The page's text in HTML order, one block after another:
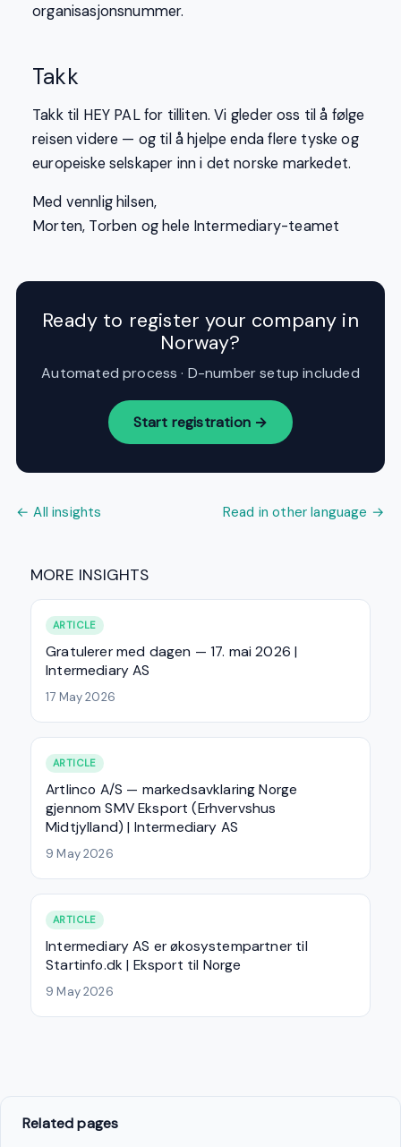
organisasjonsnummer.
Takk
Takk til HEY PAL for tilliten. Vi gleder oss til å følge
reisen videre — og til å hjelpe enda flere tyske og
europeiske selskaper inn i det norske markedet.
Med vennlig hilsen,
Morten, Torben og hele Intermediary-teamet
Ready to register your company in
Norway?
Automated process · D-number setup included
Start registration →
← All insights Read in other language →
MORE INSIGHTS
ARTICLE
Gratulerer med dagen — 17. mai 2026 |
Intermediary AS
17 May 2026
ARTICLE
Artlinco A/S — markedsavklaring Norge
gjennom SMV Eksport (Erhvervshus
Midtjylland) | Intermediary AS
9 May 2026
ARTICLE
Intermediary AS er økosystempartner til
Startinfo.dk | Eksport til Norge
9 May 2026
Related pages